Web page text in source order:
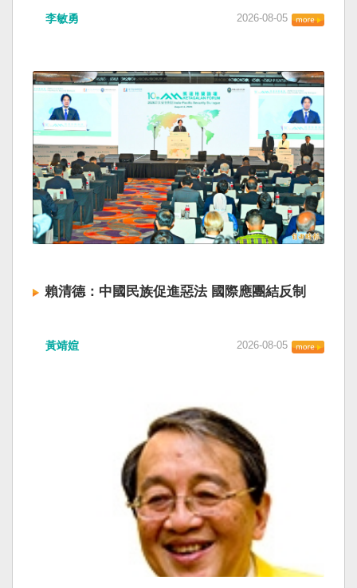
自由」原則，中國無任何權利對該水域實施「管
之實的認知作戰，企圖藉海事管制將台海內水
化，予以最嚴厲譴責，並要求中方恪守國際規
範，避免破壞區域的和平穩定。 海巡署同時強
調，將持續運用聯合情監偵手段，全天候掌握我
國周邊海域動態，目前未偵獲中國船舶異常舉
動，亦未接獲航商反映遭到廣播干擾，提醒航經
該海域之商貨輪，如接獲中方廣播時，無需理會
中方要求，並請立即通報相關單位，海巡署將會
採取一切必要手段，確保船舶航行自由與安全。
的歷史就不會有中國國民黨，也不會捲入迄今仍
兩岸已有正常外交，中國也可致力提升國民福
祉。 如果一九四五年八一五台灣獨立了，就像二
戰後許多殖民地選擇獨立，成為杭廷頓第二波民
主化的歷史。獨立的台灣會像脫離日本殖民的韓
國，八一五這一天成為獨立紀念日及光復節。不
同於有國家歷史的朝鮮，台灣是新興國家，開展
自己國家的歷史。台灣沒有像朝鮮的左右路線競
逐政權，造成內戰形成南韓、北朝分裂國家的歷
史。或許會有左右路線政黨，形塑台灣的國家之
路。 如果一九四五年八一五台灣獨立了，一九四
史就會是另一種局面，與台灣無關。台灣沒有中
四五年八一五台灣獨立了，台灣會成為東亞漢字
客家話、原住民各族語也不會被壓迫。 如果一九
四五年八一五台灣獨立了，台灣早已是聯合國會
員國，也不至於迄今仍以國體不明的身分爭取加
入聯合國。當然不會捲入國內戰後兩個中國的鬥
爭。當然也沒有以反共為名、行專政之實的卅八
年戒嚴讓許多政治受難者的母親長期在黑夜哭
泣。 如果一九四五年八一五台灣獨立了，台灣早
已民主化，不必有長期戒嚴體制的壓迫，也沒有
隨中國國民黨從中國流亡到台灣形成的流亡殖民
群落留下來的遺民問題。漢字文化圈的國家台灣
李敏勇 2026-08-05
賴清德：中國民族促進惡法 國際應團結反制
「民族團結進步促進法」對各國人民進行政治審
統賴清德昨日於凱達格蘭論壇致詞表示，中國的
「民促法」不僅侵害台灣主權，更透過跨國鎮
壓，對世界各國人民進行政治審查、製造寒蟬效
應，是國際社會應該團結反制的惡法；台灣不會
接受統戰滲透和紅色恐怖、不會坐視中國將壓迫
黑手伸進台灣，或任何自由國家與地區。 不會坐
視北京黑手伸進台灣 賴清德指出，中國上個月不
顧國際反對，實施「民族團結進步促進法」，
「對中政策跨國議會聯盟」（IPAC）隨即發表聲
明，譴責嚴重違反基本人權。他感謝IPAC日本共
同主席中谷元、IPAC執行主任裴倫德昨以行動再
黃靖媗 2026-08-05